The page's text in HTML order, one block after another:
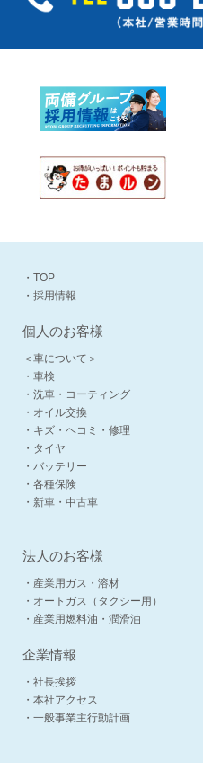
・TOP
・採用情報
個人のお客様
＜車について＞
・車検
・洗車・コーティング
・オイル交換
・キズ・ヘコミ・修理
・タイヤ
・バッテリー
・各種保険
・新車・中古車
法人のお客様
・産業用ガス・溶材
・オートガス（タクシー用）
・産業用燃料油・潤滑油
企業情報
・社長挨拶
・本社アクセス
・一般事業主行動計画